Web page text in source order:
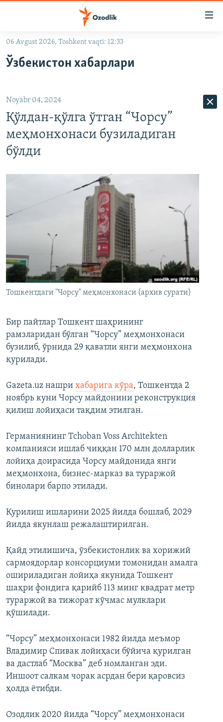
Асосий
Қидиришга
ўтинг
OZODLIK SURISHTIRUVLARI
На русском
ИЖТИМОИЙ ТАРМОҚЛАР
Озодлик бошқа тилларда
06 Avgust 2026, Toshkent vaqti: 12:33
Ўзбекистон хабарлари
Noyabr 04, 2024
Қўлдан-қўлга ўтган “Чорсу”
меҳмонхонаси бузиладиган
бўлди
Тошкентдаги "Чорсу" меҳмонхонаси (архив сурати)
Бир пайтлар Тошкент шаҳрининг
рамзларидан бўлган “Чорсу” меҳмонхонаси
бузилиб, ўрнида 29 қаватли янги меҳмонхона
қурилади.
Gazeta.uz нашри хабарига кўра, Тошкентда 2
ноябрь куни Чорсу майдонини реконструкция
қилиш лойиҳаси тақдим этилган.
Германиянинг Tchoban Voss Architekten
компанияси ишлаб чиққан 170 млн долларлик
лойиҳа доирасида Чорсу майдонида янги
меҳмонхона, бизнес-марказ ва тураржой
бинолари барпо этилади.
Қурилиш ишларини 2025 йилда бошлаб, 2029
йилда якунлаш режалаштирилган.
Қайд этилишича, ўзбекистонлик ва хорижий
сармоядорлар консорциуми томонидан амалга
ошириладиган лойиҳа якунида Тошкент
шаҳри фондига қарийб 113 минг квадрат метр
тураржой ва тижорат кўчмас мулклари
қўшилади.
“Чорсу” меҳмонхонаси 1982 йилда меъмор
Владимир Спивак лойиҳаси бўйича қурилган
ва дастлаб “Москва” деб номланган эди.
Иншоот салкам чорак асрдан бери қаровсиз
ҳолда ётибди.
Озодлик 2020 йилда “Чорсу” меҳмонхонаси